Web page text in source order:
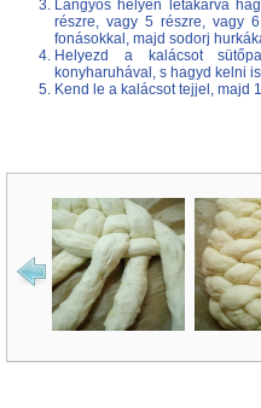
Langyos helyen letakarva
részre, vagy 5 részre, vagy
fonásokkal, majd sodorj
Helyezd a kalácsot
konyharuhával, s hagyd kelni
Kend le a kalácsot tejjel, majd